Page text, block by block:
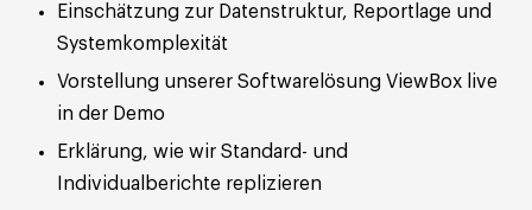
Einschätzung zur Datenstruktur, Reportlage und
Systemkomplexität
Vorstellung unserer Softwarelösung ViewBox live
in der Demo
Erklärung, wie wir Standard- und
Individualberichte replizieren